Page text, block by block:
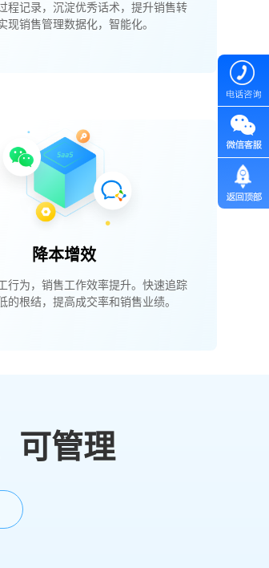
程记录，沉淀优秀话术，提升销售转
现销售管理数据化，智能化。
降本增效
行为，销售工作效率提升。快速追踪
的根结，提高成交率和销售业绩。
可管理